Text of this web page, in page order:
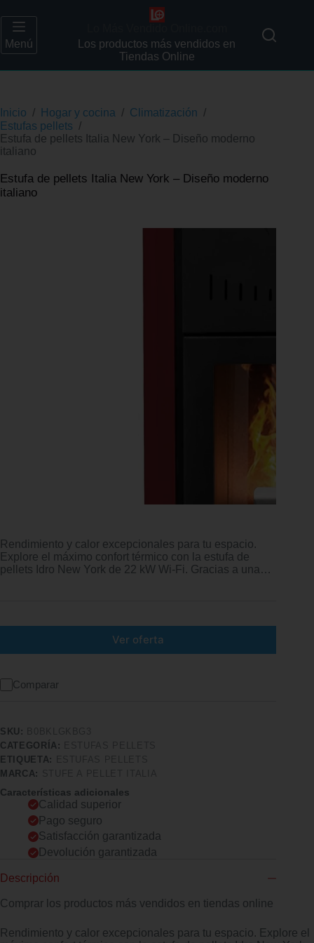
Menú
Los productos más vendidos en
Tiendas Online
Inicio / Hogar y cocina / Climatización /
Estufas pellets /
Estufa de pellets Italia New York – Diseño moderno
italiano
Estufa de pellets Italia New York – Diseño moderno
italiano
Rendimiento y calor excepcionales para tu espacio.
Explore el máximo confort térmico con la estufa de
pellets Idro New York de 22 kW Wi-Fi. Gracias a una…
Ver oferta
Comparar
SKU:
CATEGORÍA:
ETIQUETA:
MARCA:
Características adicionales
Calidad superior
Pago seguro
Satisfacción garantizada
Devolución garantizada
Descripción
Comprar los productos más vendidos en tiendas online
Rendimiento y calor excepcionales para tu espacio. Explore el